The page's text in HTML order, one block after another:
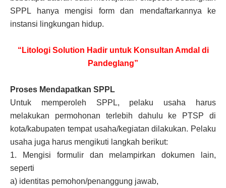
SPPL hanya mengisi form dan mendaftarkannya ke
instansi lingkungan hidup.
“Litologi Solution Hadir untuk Konsultan Amdal di
Pandeglang”
Proses Mendapatkan SPPL
Untuk memperoleh SPPL, pelaku usaha harus
melakukan permohonan terlebih dahulu ke PTSP di
kota/kabupaten tempat usaha/kegiatan dilakukan. Pelaku
usaha juga harus mengikuti langkah berikut:
1.
Mengisi formulir dan melampirkan dokumen lain,
seperti
a) identitas pemohon/penanggung jawab,